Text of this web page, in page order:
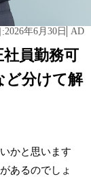
:2026年6月30日 AD
員勤務可
ど分けて解
かと思います
あるのでしょ